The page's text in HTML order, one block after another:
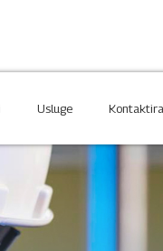
Usluge
Industrijsko
Nova Energija